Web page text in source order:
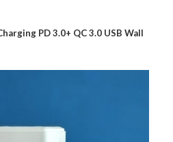
PD 3.0+ QC 3.0 USB Wall